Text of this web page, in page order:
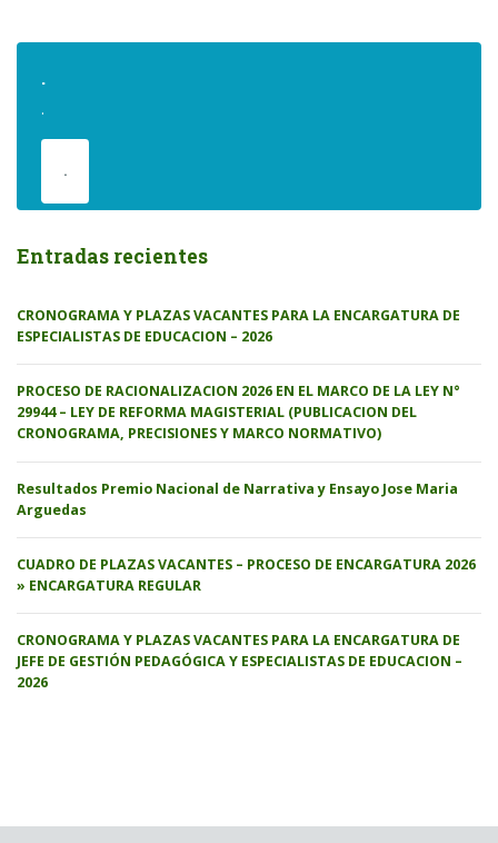
.
.
.
Entradas recientes
CRONOGRAMA Y PLAZAS VACANTES PARA LA ENCARGATURA DE
ESPECIALISTAS DE EDUCACION – 2026
PROCESO DE RACIONALIZACION 2026 EN EL MARCO DE LA LEY N°
29944 – LEY DE REFORMA MAGISTERIAL (PUBLICACION DEL
CRONOGRAMA, PRECISIONES Y MARCO NORMATIVO)
Resultados Premio Nacional de Narrativa y Ensayo Jose Maria
Arguedas
CUADRO DE PLAZAS VACANTES – PROCESO DE ENCARGATURA 2026
» ENCARGATURA REGULAR
CRONOGRAMA Y PLAZAS VACANTES PARA LA ENCARGATURA DE
JEFE DE GESTIÓN PEDAGÓGICA Y ESPECIALISTAS DE EDUCACION –
2026